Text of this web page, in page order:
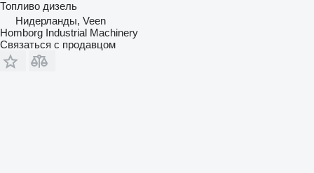
Топливо дизель
Нидерланды, Veen
Homborg Industrial Machinery
Связаться с продавцом